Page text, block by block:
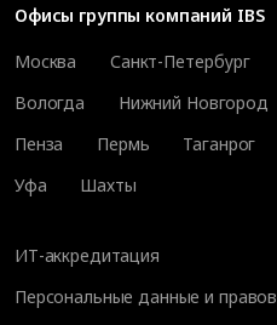
Офисы группы компаний IBS
Москва
Санкт-Петербург
Вологда
Нижний Новгород
Пенза
Пермь Таганрог
Уфа
Шахты
ИТ-аккредитация
Персональные данные и